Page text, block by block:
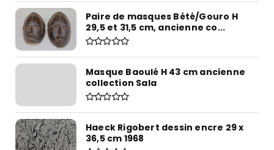
Paire de masques Bété/Gouro H
29,5 et 31,5 cm, ancienne co...
Masque Baoulé H 43 cm ancienne
collection Sala
Haeck Rigobert dessin encre 29 x
36,5 cm 1968